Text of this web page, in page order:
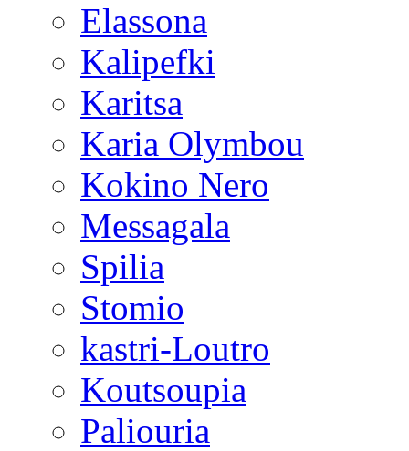
Elassona
Kalipefki
Karitsa
Karia Olymbou
Kokino Nero
Messagala
Spilia
Stomio
kastri-Loutro
Koutsoupia
Paliouria